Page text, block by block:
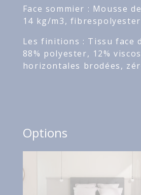
Face sommier : Mousse
14 kg/m3,
Les finitions : Tissu face
88% polyester, 12%
horizontales brodées,
Options